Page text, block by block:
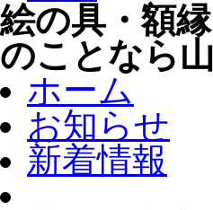
絵の具・額
のことなら
ホーム
お知らせ
新着情報